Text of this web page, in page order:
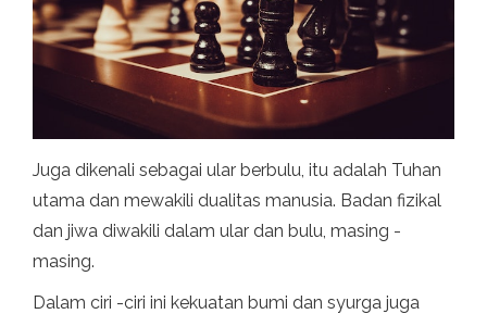
Juga dikenali sebagai ular berbulu, itu adalah Tuhan
utama dan mewakili dualitas manusia. Badan fizikal
dan jiwa diwakili dalam ular dan bulu, masing -
masing.
Dalam ciri -ciri ini kekuatan bumi dan syurga juga